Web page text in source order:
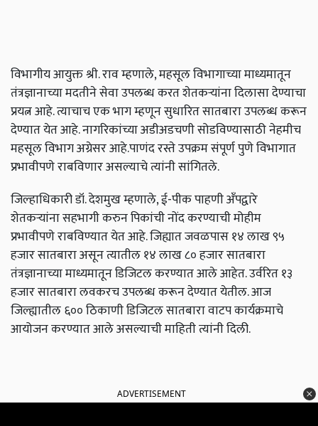
विभागीय आयुक्त श्री. राव म्हणाले, महसूल विभागाच्या माध्यमातून
तंत्रज्ञानाच्या मदतीने सेवा उपलब्ध करत शेतकऱ्यांना दिलासा देण्याचा
प्रयत्न आहे. त्याचाच एक भाग म्हणून सुधारित सातबारा उपलब्ध करून
देण्यात येत आहे. नागरिकांच्या अडीअडचणी सोडविण्यासाठी नेहमीच
महसूल विभाग अग्रेसर आहे.पाणंद रस्ते उपक्रम संपूर्ण पुणे विभागात
प्रभावीपणे राबविणार असल्याचे त्यांनी सांगितले.
जिल्हाधिकारी डॉ. देशमुख म्हणाले, ई-पीक पाहणी अँपद्वारे
शेतकऱ्यांना सहभागी करुन पिकांची नोंद करण्याची मोहीम
प्रभावीपणे राबविण्यात येत आहे. जिह्यात जवळपास १४ लाख ९५
हजार सातबारा असून त्यातील १४ लाख ८० हजार सातबारा
तंत्रज्ञानाच्या माध्यमातून डिजिटल करण्यात आले आहेत. उर्वरित १३
हजार सातबारा लवकरच उपलब्ध करून देण्यात येतील. आज
जिल्ह्यातील ६०० ठिकाणी डिजिटल सातबारा वाटप कार्यक्रमाचे
आयोजन करण्यात आले असल्याची माहिती त्यांनी दिली.
ADVERTISEMENT